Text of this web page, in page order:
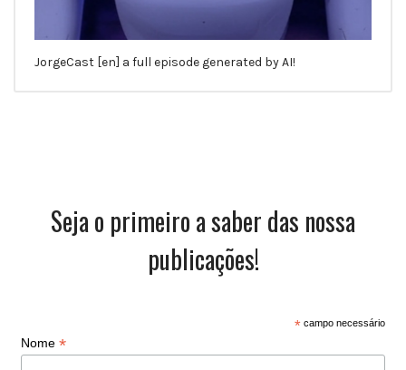
JorgeCast [en] a full episode generated by AI!
Seja o primeiro a saber das nossa
publicações!